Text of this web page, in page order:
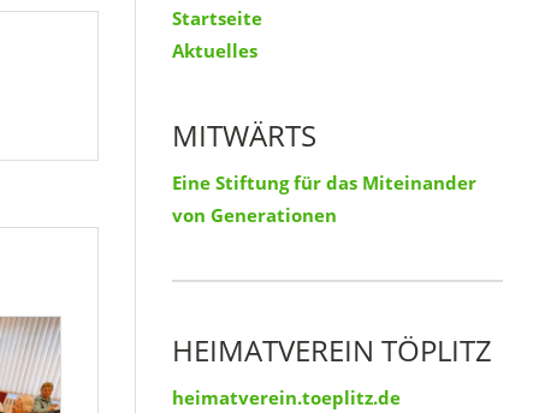
Startseite
Aktuelles
MITWÄRTS
Eine Stiftung für das Miteinander
von Generationen
HEIMATVEREIN TÖPLITZ
heimatverein.toeplitz.de